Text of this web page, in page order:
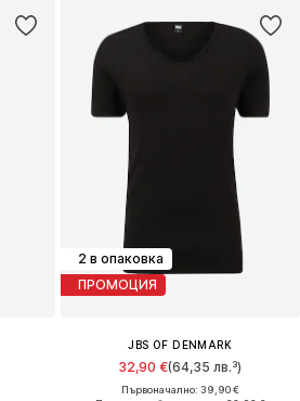
2 в опаковка
ПРОМОЦИЯ
JBS OF DENMARK
32,90 €(64,35 лв.³)
Първоначално: 39,90 €